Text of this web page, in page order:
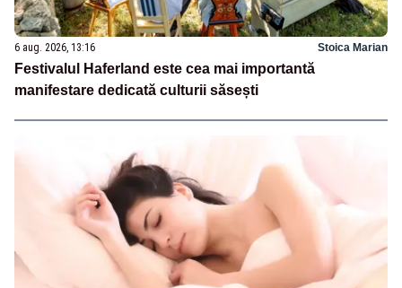
6 aug. 2026, 13:16 Stoica Marian
Festivalul Haferland este cea mai importantă
manifestare dedicată culturii săsești